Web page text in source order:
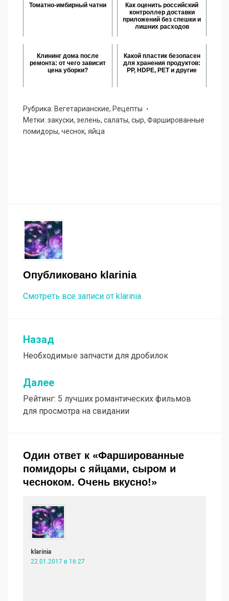
Томатно-имбирный чатни
Как оценить российский
контроллер доставки
приложений без спешки и
лишних расходов
Клининг дома после
ремонта: от чего зависит
цена уборки?
Какой пластик безопасен
для хранения продуктов:
PP, HDPE, PET и другие
Рубрика: Вегетарианские, Рецепты
Метки: закуски, зелень, салаты, сыр, Фаршированные
помидоры, чеснок, яйца
Опубликовано klarinia
Смотреть все записи от klarinia
Навигация
по
записям
Назад
Необходимые запчасти для дробилок
Далее
Рейтинг: 5 лучших романтических фильмов
для просмотра на свидании
Один ответ к «Фаршированные
помидоры с яйцами, сыром и
чесноком. Очень вкусно!»
klarinia
22.01.2017 в 16:27